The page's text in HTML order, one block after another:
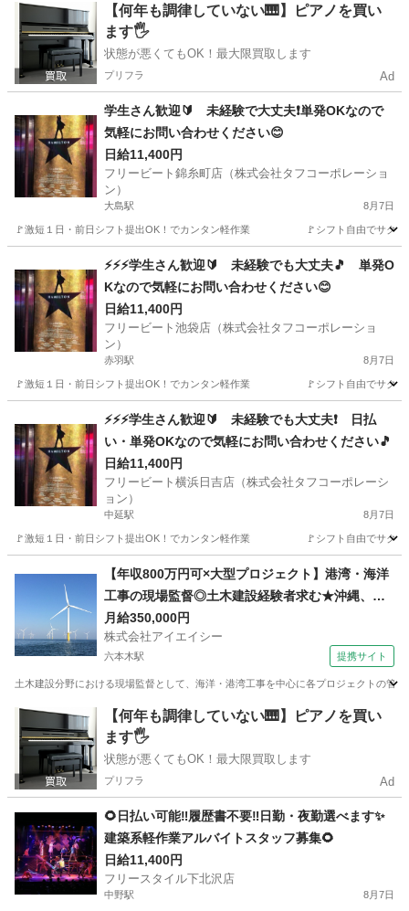
東京 世田谷区 三軒茶屋駅 建築 建築現場
【何年も調律していない🎹】ピアノを買い
ます🖐️
状態が悪くてもOK！最大限買取します
プリフラ Ad
学生さん歓迎🔰 未経験で大丈夫❗単発OKなので
気軽にお問い合わせください😊
日給11,400円
フリービート錦糸町店（株式会社タフコーポレーショ
ン）
大島駅 8月7日
🚩激短１日・前日シフト提出OK！でカンタン軽作業 🚩シフト自由でサク
大島駅 建築 建築現場
⚡⚡⚡学生さん歓迎🔰 未経験でも大丈夫🎵 単発O
Kなので気軽にお問い合わせください😊
日給11,400円
フリービート池袋店（株式会社タフコーポレーショ
ン）
赤羽駅 8月7日
🚩激短１日・前日シフト提出OK！でカンタン軽作業 🚩シフト自由でサク
赤羽駅 建築 建築現場
⚡⚡⚡学生さん歓迎🔰 未経験でも大丈夫❗ 日払
い・単発OKなので気軽にお問い合わせください🎵
日給11,400円
フリービート横浜日吉店（株式会社タフコーポレーシ
ョン）
中延駅 8月7日
🚩激短１日・前日シフト提出OK！でカンタン軽作業 🚩シフト自由でサク
中延駅 建築 建築現場
【年収800万円可×大型プロジェクト】港湾・海洋
工事の現場監督◎土木建設経験者求む★沖縄、東
京、横浜、福島、秋田で活躍のチャンス
月給350,000円
株式会社アイエイシー
六本木駅 提携サイト
土木建設分野における現場監督として、海洋・港湾工事を中心に各プロジェクトの
東京 六本木駅 その他
【何年も調律していない🎹】ピアノを買い
ます🖐️
状態が悪くてもOK！最大限買取します
プリフラ Ad
🌻日払い可能‼️履歴書不要‼️日勤・夜勤選べます✨
建築系軽作業アルバイトスタッフ募集🌻
日給11,400円
フリースタイル下北沢店
中野駅 8月7日